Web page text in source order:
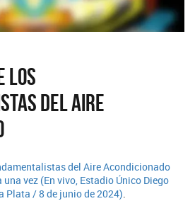
Los
del aire
del Aire Acondicionado
una vez (En vivo, Estadio Único Diego
Plata / 8 de junio de 2024)